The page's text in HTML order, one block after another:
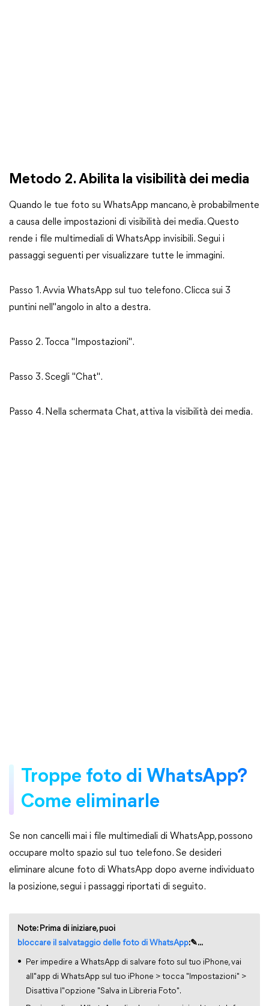
Metodo 2. Abilita la visibilità dei media
Quando le tue foto su WhatsApp mancano, è probabilmente
a causa delle impostazioni di visibilità dei media. Questo
rende i file multimediali di WhatsApp invisibili. Segui i
passaggi seguenti per visualizzare tutte le immagini.
Passo 1. Avvia WhatsApp sul tuo telefono. Clicca sui 3
puntini nell"angolo in alto a destra.
Passo 2. Tocca "Impostazioni".
Passo 3. Scegli "Chat".
Passo 4. Nella schermata Chat, attiva la visibilità dei media.
Troppe foto di WhatsApp?
Come eliminarle
Se non cancelli mai i file multimediali di WhatsApp, possono
occupare molto spazio sul tuo telefono. Se desideri
eliminare alcune foto di WhatsApp dopo averne individuato
la posizione, segui i passaggi riportati di seguito.
Note: Prima di iniziare, puoi
bloccare il salvataggio delle foto di WhatsApp:✎...
Per impedire a WhatsApp di salvare foto sul tuo iPhone, vai
all"app di WhatsApp sul tuo iPhone > tocca "Impostazioni" >
Disattiva l"opzione "Salva in Libreria Foto".